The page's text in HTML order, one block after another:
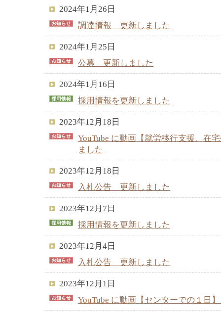
2024年1月26日
調達情報 更新しました
2024年1月25日
公募 更新しました
2024年1月16日
採用情報を更新しました
2023年12月18日
YouTube に動画【就労移行支援、在
ました
2023年12月18日
入札公告 更新しました
2023年12月7日
採用情報を更新しました
2023年12月4日
入札公告 更新しました
2023年12月1日
YouTube に動画【センターでの１日